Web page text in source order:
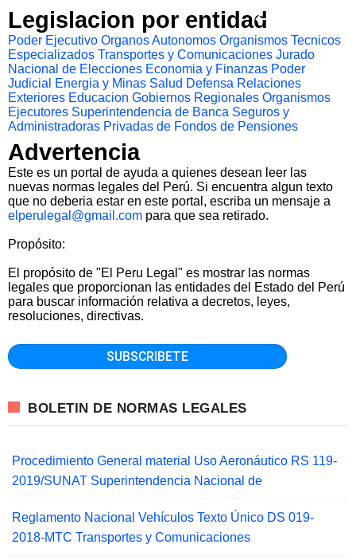
Legislacion por entidad
Poder Ejecutivo Organos Autonomos Organismos Tecnicos
Especializados Transportes y Comunicaciones Jurado
Nacional de Elecciones Economia y Finanzas Poder
Judicial
Energia y Minas Salud Defensa Relaciones
Exteriores Educacion Gobiernos Regionales Organismos
Ejecutores Superintendencia de Banca Seguros y
Administradoras Privadas de Fondos de Pensiones
Advertencia
Este es un portal de ayuda a quienes desean leer las
nuevas normas legales del Perú. Si encuentra algun texto
que no deberia estar en este portal, escriba un mensaje a
elperulegal@gmail.com para que sea retirado.
Propósito:
El propósito de "El Peru Legal" es mostrar las normas
legales que proporcionan las entidades del Estado del Perú
para buscar información relativa a decretos, leyes,
resoluciones, directivas.
BOLETIN DE NORMAS LEGALES
Procedimiento General material Uso Aeronáutico RS 119-
2019/SUNAT Superintendencia Nacional de
Reglamento Nacional Vehículos Texto Único DS 019-
2018-MTC Transportes y Comunicaciones